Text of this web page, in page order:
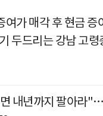
여가 매각 후 현금 증
두드리는 강남 고령
내년까지 팔아라